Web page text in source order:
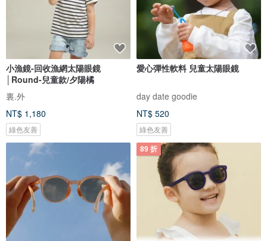
小漁鏡-回收漁網太陽眼鏡
│Round-兒童款/夕陽橘
裏.外
NT$ 1,180
綠色友善
愛心彈性軟料 兒童太陽眼鏡
day date goodie
NT$ 520
綠色友善
89 折